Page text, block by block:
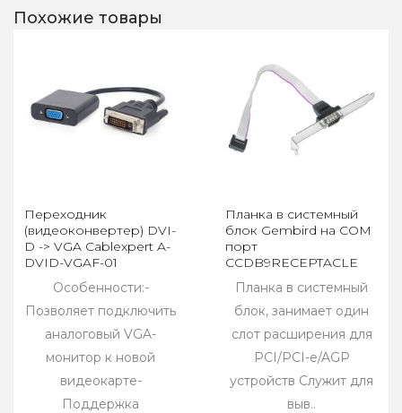
Похожие товары
Переходник
(видеоконвертер) DVI-
D -> VGA Cablexpert A-
DVID-VGAF-01
Особенности:-
Позволяет подключить
аналоговый VGA-
монитор к новой
видеокарте-
Поддержка
Планка в системный
блок Gembird на COM
порт
CCDB9RECEPTACLE
Планка в системный
блок, занимает один
слот расширения для
PCI/PCI-e/AGP
устройств Служит для
выв..